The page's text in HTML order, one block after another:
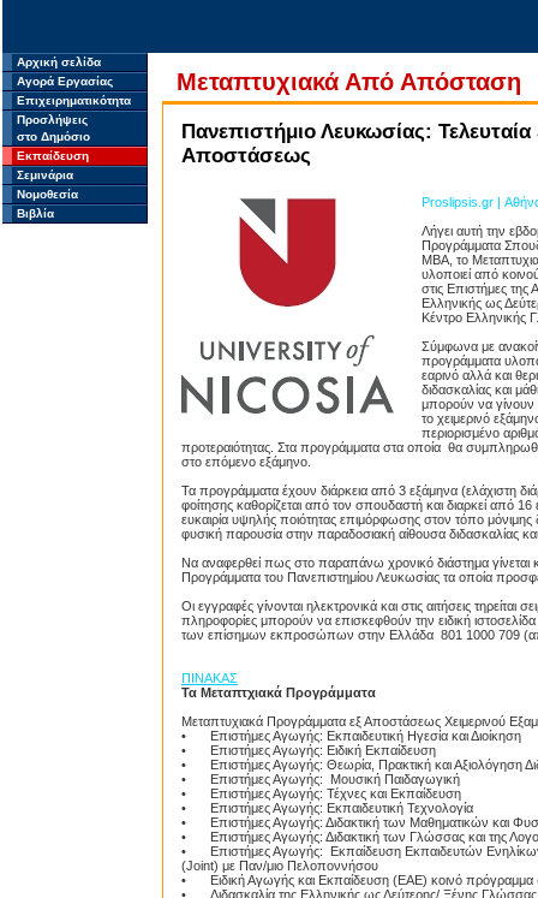
Αρχική σελίδα
Αγορά Εργασίας
Επιχειρηματικότητα
Προσλήψεις
στο Δημόσιο
Εκπαίδευση
Σεμινάρια
Νομοθεσία
Βιβλία
Μεταπτυχιακά Από Απόσταση
Πανεπιστήμιο Λευκωσίας:
Αποστάσεως
Proslipsis.gr |
Λήγει αυτή την
Προγράμματα
MBA, το
υλοποιεί από
στις Επιστήμες
Ελληνικής ως
Κέντρο Ελληνικής
Σύμφωνα με
προγράμματα
εαρινό αλλά και
διδασκαλίας και
μπορούν να γίνουν
το χειμερινό
περιορισμένο
προτεραιότητας. Στα προγράμματα στα οποία θα
στο επόμενο εξάμηνο.
Τα προγράμματα έχουν διάρκεια από 3 εξάμηνα (ελάχιστη
φοίτησης καθορίζεται από τον σπουδαστή και διαρκεί από
ευκαιρία υψηλής ποιότητας επιμόρφωσης στον τόπο
φυσική παρουσία στην παραδοσιακή αίθουσα διδασκαλίας
Να αναφερθεί πως στο παραπάνω χρονικό διάστημα γίνεται
Προγράμματα του Πανεπιστημίου Λευκωσίας τα οποία
Οι εγγραφές γίνονται ηλεκτρονικά και στις αιτήσεις
πληροφορίες μπορούν να επισκεφθούν την ειδική
των επίσημων εκπροσώπων στην Ελλάδα 801 1000 709
ΠΙΝΑΚΑΣ
Τα Μεταπτχιακά Προγράμματα
Μεταπτυχιακά Προγράμματα εξ Αποστάσεως Χειμερινού
•
Επιστήμες Αγωγής: Εκπαιδευτική Ηγεσία και Διοίκηση
•
Επιστήμες Αγωγής: Ειδική Εκπαίδευση
•
Επιστήμες Αγωγής: Θεωρία, Πρακτική και Αξιολόγηση
•
Επιστήμες Αγωγής: Μουσική Παιδαγωγική
•
Επιστήμες Αγωγής: Τέχνες και Εκπαίδευση
•
Επιστήμες Αγωγής: Εκπαιδευτική Τεχνολογία
•
Επιστήμες Αγωγής: Διδακτική των Μαθηματικών και
•
Επιστήμες Αγωγής: Διδακτική των Γλώσσας και της
•
Επιστήμες Αγωγής: Εκπαίδευση Εκπαιδευτών
(Joint) με Παν/μιο Πελοποννήσου
•
Ειδική Αγωγής και Εκπαίδευση (ΕΑΕ) κοινό
•
Διδασκαλία της Ελληνικής ως Δεύτερης/ Ξένης Γλώσσας